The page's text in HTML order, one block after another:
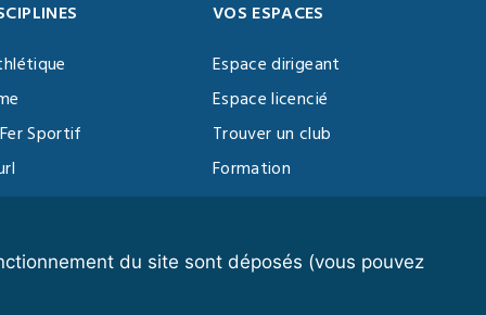
du site sont déposés (vous pouvez
Sportif
Training
VOS ESPACES
Espace dirigeant
Espace licencié
Trouver un club
Formation